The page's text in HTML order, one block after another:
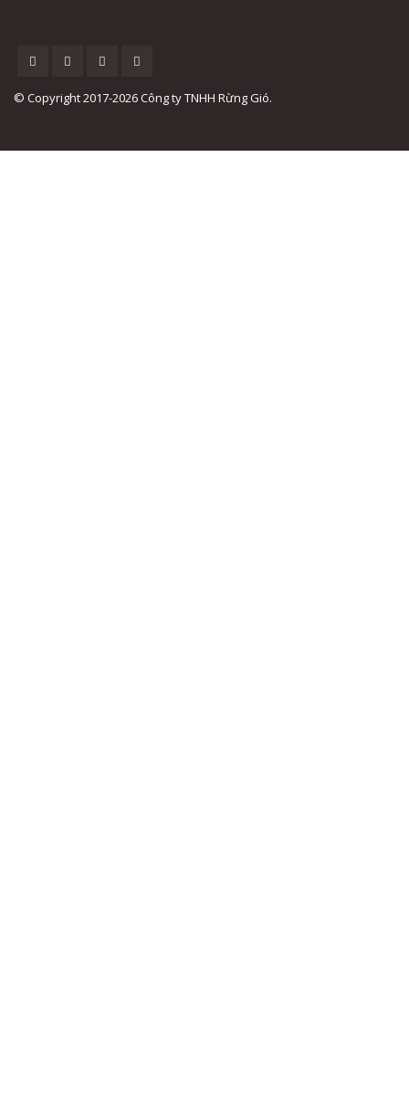
© Copyright 2017-2026 Công ty TNHH Rừng Gió.